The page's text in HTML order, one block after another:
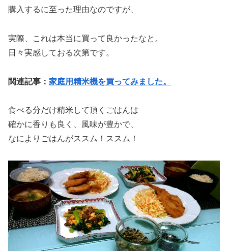
購入するに至った理由なのですが、
実際、これは本当に買って良かったなと。
日々実感しておる次第です。
関連記事： 家庭用精米機を買ってみました。
食べる分だけ精米して頂くごはんは
確かに香りも良く、風味が豊かで、
なによりごはんがススム！ススム！